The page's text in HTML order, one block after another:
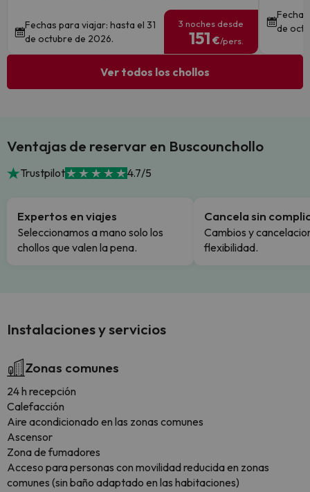
Fechas para viajar: hasta el 31
de octubre de 2026.
3 noches desde
151 €/pers.
de
Ver todos los chollos
Ventajas de reservar en Buscounchollo
Trustpilot 4.7/5
Expertos en viajes
Seleccionamos a mano solo los
chollos que valen la pena.
Cancela sin
Cambios y
flexibilidad.
Instalaciones y servicios
Zonas comunes
24 h recepción
Calefacción
Aire acondicionado en las zonas comunes
Ascensor
Zona de fumadores
Acceso para personas con movilidad reducida en zonas
comunes (sin baño adaptado en las habitaciones)